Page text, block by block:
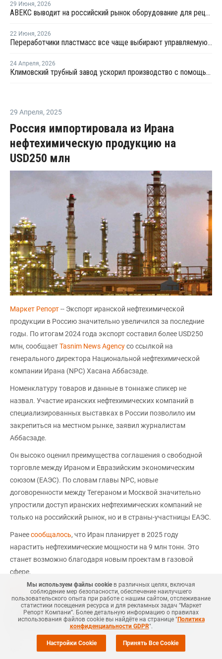
29 Июня, 2026
АВЕКС выводит на российский рынок оборудование для рециклинга Avian Machinery
22 Июня, 2026
Переработчики пластмасс все чаще выбирают управляемую вторичную гранулу
24 Апреля, 2026
Климовский трубный завод ускорил производство с помощью роботов
29 Апреля, 2025
Россия импортировала из Ирана
нефтехимическую продукцию на
USD250 млн
Маркет Репорт-- Экспорт иранской нефтехимической
продукции в Россию значительно увеличился за последние
годы. По итогам 2024 года экспорт составил более USD250
млн, сообщаетTasnim News Agencyсо ссылкой на
генерального директора Национальной нефтехимической
компании Ирана (NPC) Хасана Аббасзаде.
Номенклатуру товаров и данные в тоннаже спикер не
назвал. Участие иранских нефтехимических компаний в
специализированных выставках в России позволило им
закрепиться на местном рынке, заявил журналистам
Аббасзаде.
Он высоко оценил преимущества соглашения о свободной
торговле между Ираном и Евразийским экономическим
союзом (ЕАЭС). По словам главы NPC, новые
договоренности между Тегераном и Москвой значительно
упростили доступ иранских нефтехимических компаний не
только на российский рынок, но и в страны-участницы ЕАЭС.
Ранеесообщалось, что Иран планирует в 2025 году
нарастить нефтехимические мощности на 9 млн тонн. Это
станет возможно благодаря новым проектам в газовой
сфере.
mrc.ru
НЕФТЕХИМИЯ #ИРАН #РОССИЯ #НОВОСТЬ #НЕФТЕПРОДУКТЫ
Еще3 +Добавить все теги в фильтр
Мы используем файлы cookieв различных целях, включая
соблюдение мер безопасности, обеспечение наилучшего
пользовательского опыта при работе с нашим сайтом, отслеживание
статистики посещения ресурса и для рекламных задач “Маркет
Репорт Компани”. Более детальную информацию о правилах
использования файлов cookie вы найдёте на странице "Политика
конфиденциальности GDPR".
Настройки Cookie Принять Все Cookie